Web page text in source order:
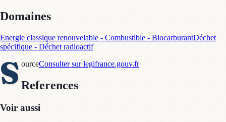
Domaines
Energie classique renouvelable - Combustible - BiocarburantDéchet
spécifique - Déchet radioactif
S ourceConsulter sur legifrance.gouv.fr
References
Voir aussi